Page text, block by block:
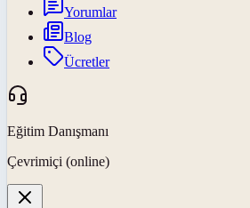
Yorumlar
Blog
Ücretler
Eğitim Danışmanı
Çevrimiçi (online)